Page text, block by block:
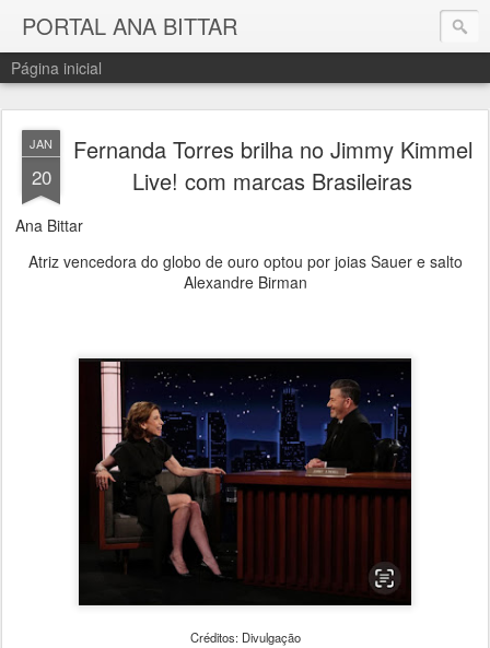
PORTAL ANA BITTAR
Página inicial
JAN
20
Fernanda Torres brilha no Jimmy Kimmel
Live! com marcas Brasileiras
Ana Bittar
Atriz vencedora do globo de ouro optou por joias Sauer e salto
Alexandre Birman
Créditos: Divulgação